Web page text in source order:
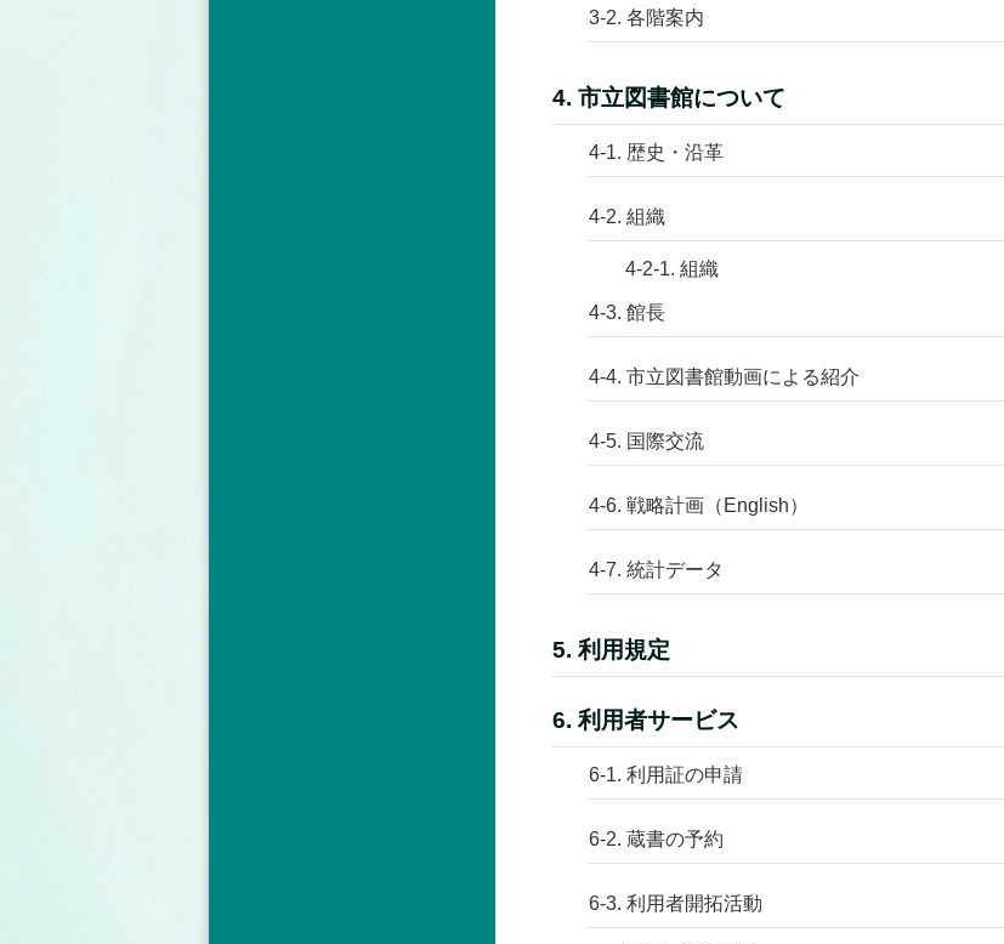
3-2. 各階案内
4. 市立図書館について
4-1. 歴史・沿革
4-2. 組織
4-2-1. 組織
4-3. 館長
4-4. 市立図書館動画による紹介
4-5. 国際交流
4-6. 戦略計画（English）
4-7. 統計データ
5. 利用規定
6. 利用者サービス
6-1. 利用証の申請
6-2. 蔵書の予約
6-3. 利用者開拓活動